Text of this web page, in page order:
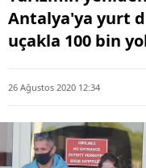
Antalya'ya yurt
uçakla 100 bin
26 Ağustos 2020 12:34